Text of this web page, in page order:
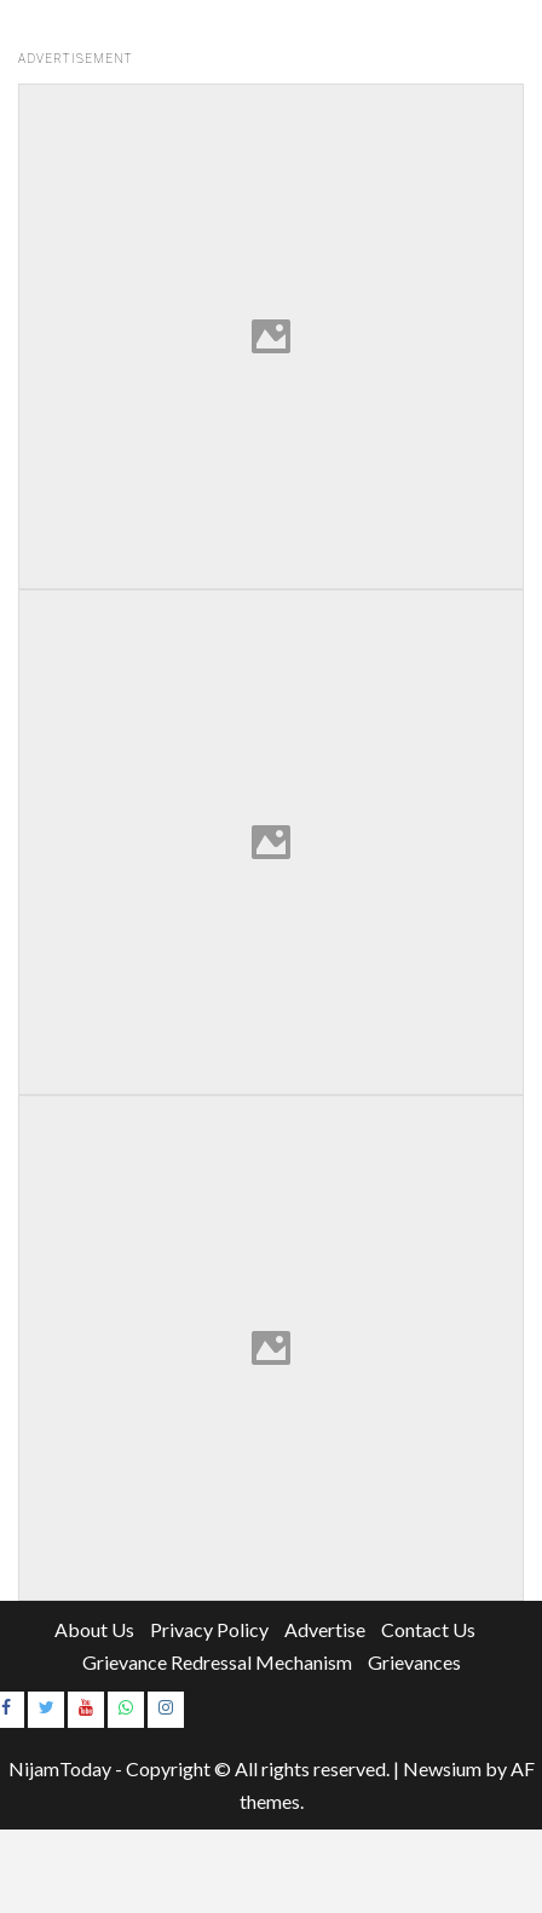
ADVERTISEMENT
About Us Privacy Policy Advertise
Contact Us
Grievance Redressal Mechanism
Grievances
Instagram
NijamToday - Copyright © All rights reserved. | Newsiumby AF
themes.